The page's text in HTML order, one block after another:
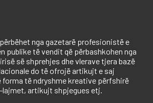
nga gazetarë profesionistë e
publike të vendit që përbashkohen nga
së shprehjes dhe vlerave tjera bazë
do të ofrojë artikujt e saj
forma të ndryshme kreative përfshirë
artikujt shpjegues etj.